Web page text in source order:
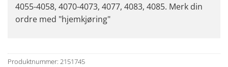
4055-4058, 4070-4073, 4077, 4083, 4085. Merk din
ordre med "hjemkjøring"
Produktnummer: 2151745